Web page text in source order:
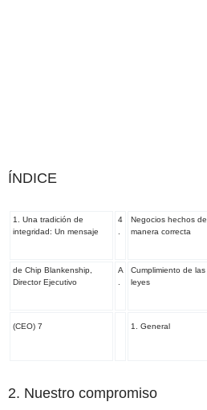
ÍNDICE
1. Una tradición de
integridad: Un mensaje
4
Negocios hechos de
manera correcta
de Chip Blankenship,
Director Ejecutivo
A
Cumplimiento de las
leyes
(CEO) 7 1. General
2. Nuestro compromiso